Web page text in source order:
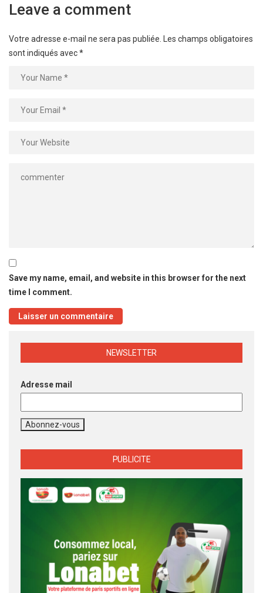
Leave a comment
Votre adresse e-mail ne sera pas publiée.
Les champs obligatoires
sont indiqués avec*
Save my name, email, and website in this browser for the next
time I comment.
NEWSLETTER
Adresse mail
PUBLICITE